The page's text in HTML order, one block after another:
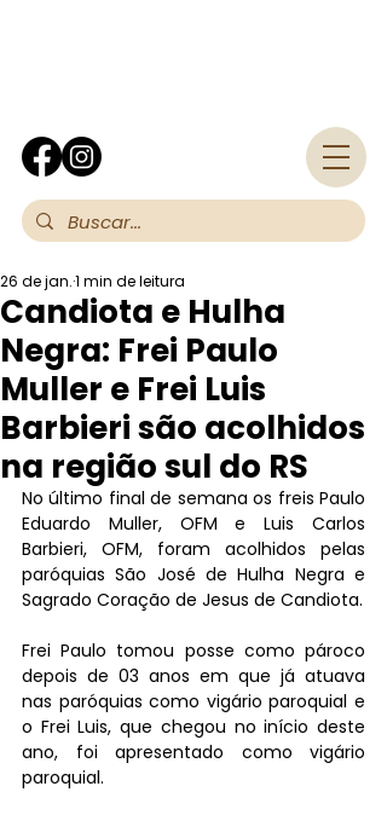
Candiota e Hulha
Negra: Frei Paulo
Muller e Frei Luis
Barbieri são acolhidos
na região sul do RS
26 de jan.1 min de leitura
No último final de semana os freis Paulo
Eduardo Muller, OFM e Luis Carlos
Barbieri, OFM, foram acolhidos pelas
paróquias São José de Hulha Negra e
Sagrado Coração de Jesus de Candiota.
Frei Paulo tomou posse como pároco
depois de 03 anos em que já atuava
nas paróquias como vigário paroquial e
o Frei Luis, que chegou no início deste
ano, foi apresentado como vigário
paroquial.